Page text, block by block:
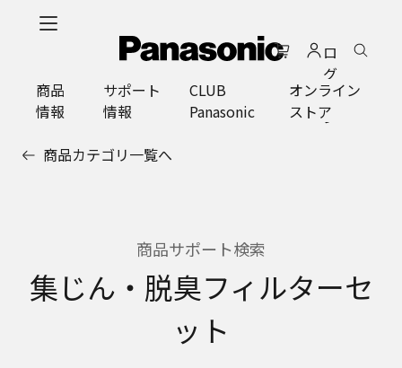
ロ
グ
イ
ン
商品
情報
サポート
情報
CLUB
Panasonic
オンライン
ストア
商品カテゴリ一覧へ
商品サポート検索
集じん・脱臭フィルターセ
ット